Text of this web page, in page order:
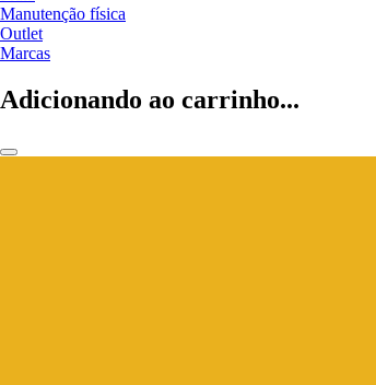
Manutenção física
Outlet
Marcas
Adicionando ao carrinho...